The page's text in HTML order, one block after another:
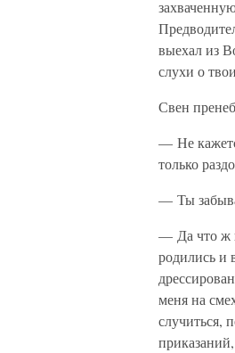
выехал из
слухи о
Свен
— Не
только
— Ты
— Да что ж
родились и
меня на
случиться,